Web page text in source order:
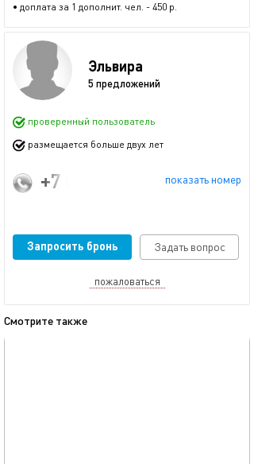
• доплата за 1 дополнит. чел. - 450 р.
Эльвира
5 предложений
проверенный пользователь
размещается больше двух лет
показать номер
+7 (902) 150-96-17
Запросить бронь Задать вопрос
пожаловаться
Смотрите также